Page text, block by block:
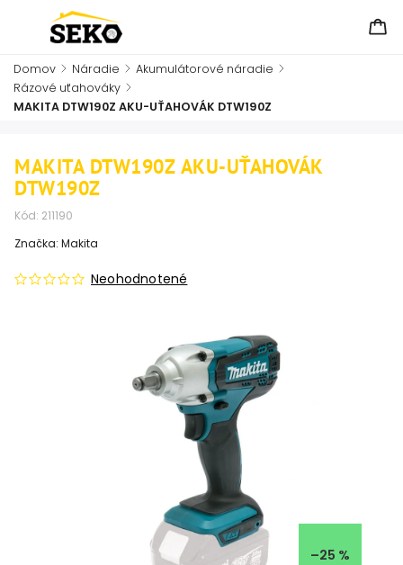
Domov / Náradie / Akumulátorové náradie /
Rázové uťahováky /
MAKITA DTW190Z AKU-UŤAHOVÁK DTW190Z
MAKITA DTW190Z AKU-UŤAHOVÁK
DTW190Z
Kód: 211190
Neohodnotené
Značka: Makita
–25 %